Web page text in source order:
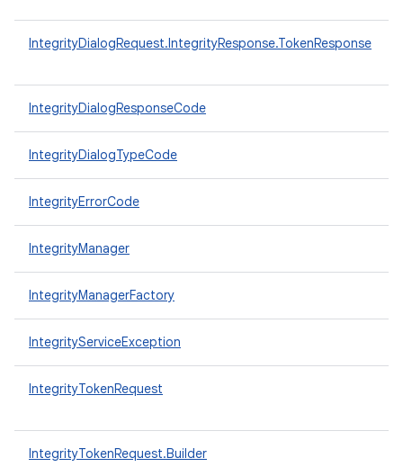
IntegrityDialogRequest.IntegrityResponse.TokenResponse
IntegrityDialogResponseCode
IntegrityDialogTypeCode
IntegrityErrorCode
IntegrityManager
IntegrityManagerFactory
IntegrityServiceException
IntegrityTokenRequest
IntegrityTokenRequest.Builder